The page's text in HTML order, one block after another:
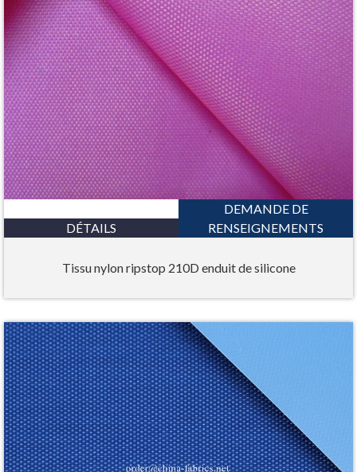
DÉTAILS
DEMANDE DE
RENSEIGNEMENTS
Tissu nylon ripstop 210D enduit de silicone